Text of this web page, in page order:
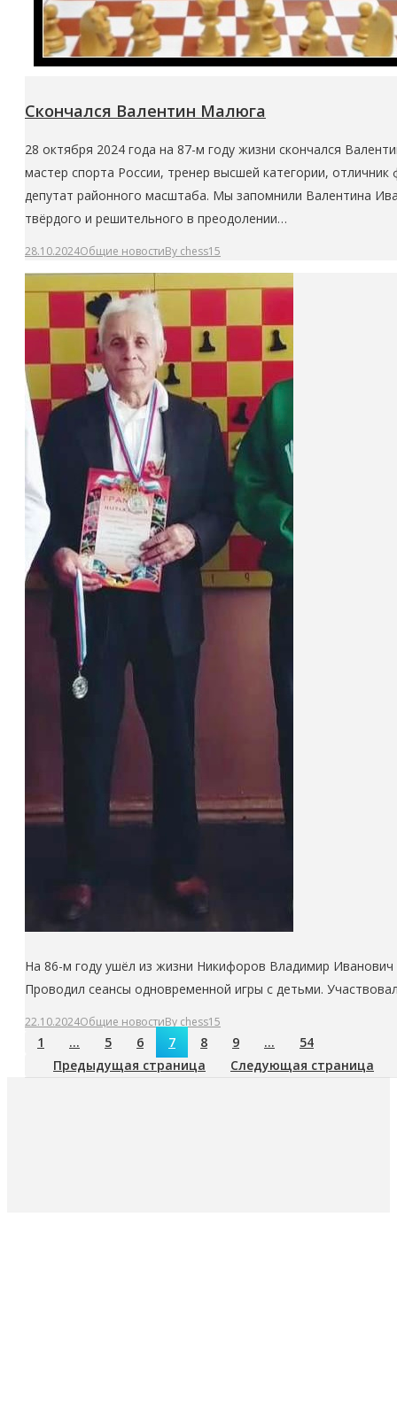
Скончался Валентин Малюга
28 октября 2024 года на 87-м году жизни скончался
мастер спорта России, тренер высшей категории,
депутат районного масштаба. Мы запомнили Валентина
твёрдого и решительного в преодолении…
28.10.2024Общие новостиBy chess15
На 86-м году ушёл из жизни Никифоров Владимир
Проводил сеансы одновременной игры с детьми.
22.10.2024Общие новостиBy chess15
1 … 5 6 7 8 9 …
54
Предыдущая страница
Следующая страница